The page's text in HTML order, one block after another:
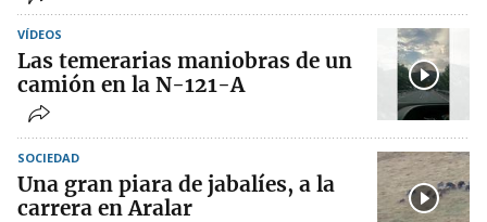
VÍDEOS
Las temerarias maniobras de un
camión en la N-121-A
SOCIEDAD
Una gran piara de jabalíes, a la
carrera en Aralar